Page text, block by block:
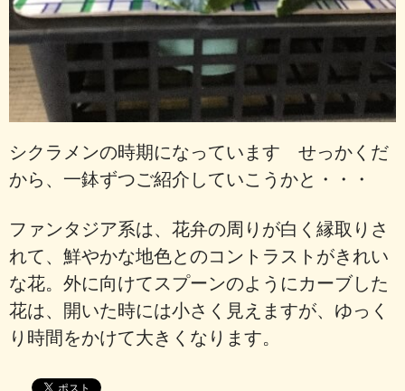
シクラメンの時期になっています せっかくだ
から、一鉢ずつご紹介していこうかと・・・
ファンタジア系は、花弁の周りが白く縁取りさ
れて、鮮やかな地色とのコントラストがきれい
な花。外に向けてスプーンのようにカーブした
花は、開いた時には小さく見えますが、ゆっく
り時間をかけて大きくなります。